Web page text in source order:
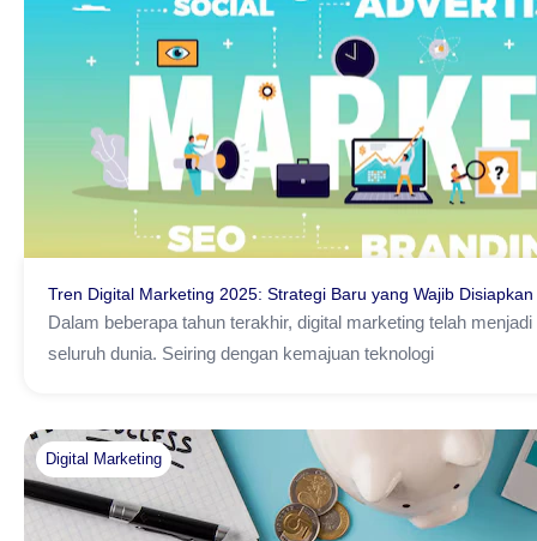
Tren Digital Marketing 2025: Strategi Baru yang Wajib Disiapkan
Dalam beberapa tahun terakhir, digital marketing telah
seluruh dunia. Seiring dengan kemajuan teknologi
Digital Marketing